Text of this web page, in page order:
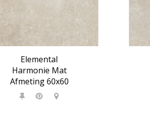
Elemental
Harmonie Mat
Afmeting 60x60